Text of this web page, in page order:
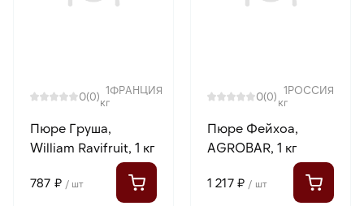
0(0) 1
кг
ФРАНЦИЯ
Пюре Груша,
William Ravifruit, 1 кг
787 ₽ / шт
0(0) 1
кг
РОССИЯ
Пюре Фейхоа,
AGROBAR, 1 кг
1 217 ₽ / шт